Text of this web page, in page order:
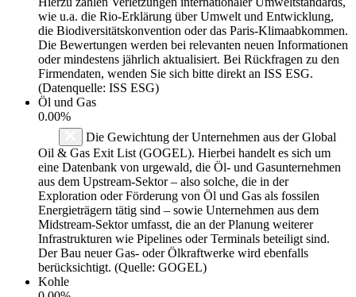
wie u.a. die Rio-Erklärung über Umwelt und Entwicklung,
die Biodiversitätskonvention oder das Paris-Klimaabkommen.
Die Bewertungen werden bei relevanten neuen Informationen
oder mindestens jährlich aktualisiert. Bei Rückfragen zu den
Firmendaten, wenden Sie sich bitte direkt an ISS ESG.
(Datenquelle: ISS ESG)
Öl und Gas
0.00%
Die Gewichtung der Unternehmen aus der Global
Oil & Gas Exit List (GOGEL). Hierbei handelt es sich um
eine Datenbank von urgewald, die Öl- und Gasunternehmen
aus dem Upstream-Sektor – also solche, die in der
Exploration oder Förderung von Öl und Gas als fossilen
Energieträgern tätig sind – sowie Unternehmen aus dem
Midstream-Sektor umfasst, die an der Planung weiterer
Infrastrukturen wie Pipelines oder Terminals beteiligt sind.
Der Bau neuer Gas- oder Ölkraftwerke wird ebenfalls
berücksichtigt. (Quelle: GOGEL)
Kohle